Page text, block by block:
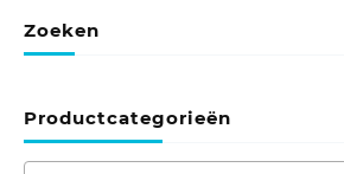
Zoeken
Productcategorieën